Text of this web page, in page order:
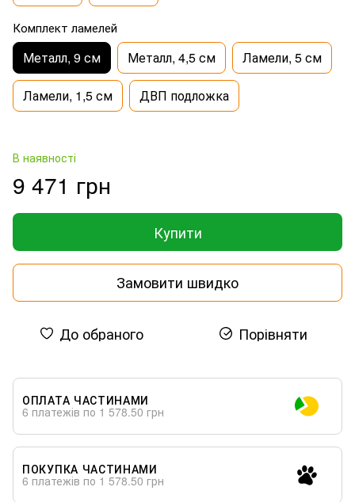
Комплект ламелей
Металл, 9 см Металл, 4,5 см Ламели, 5 см
Ламели, 1,5 см ДВП подложка
В наявності
9 471 грн
Купити
Замовити швидко
До обраного Порівняти
ОПЛАТА ЧАСТИНАМИ
6 платежів по 1 578.50 грн
ПОКУПКА ЧАСТИНАМИ
6 платежів по 1 578.50 грн